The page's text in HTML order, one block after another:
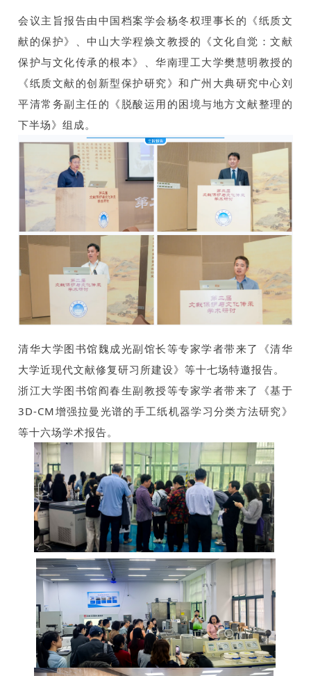
会议主旨报告由中国档案学会杨冬权理事长的《纸质文
献的保护》、中山大学程焕文教授的《文化自觉：文献
保护与文化传承的根本》、华南理工大学樊慧明教授的
《纸质文献的创新型保护研究》和广州大典研究中心刘
平清常务副主任的《脱酸运用的困境与地方文献整理的
下半场》组成。
清华大学图书馆魏成光副馆长等专家学者带来了《清华
大学近现代文献修复研习所建设》等十七场特邀报告。
浙江大学图书馆阎春生副教授等专家学者带来了《基于
3D-CM增强拉曼光谱的手工纸机器学习分类方法研究》
等十六场学术报告。